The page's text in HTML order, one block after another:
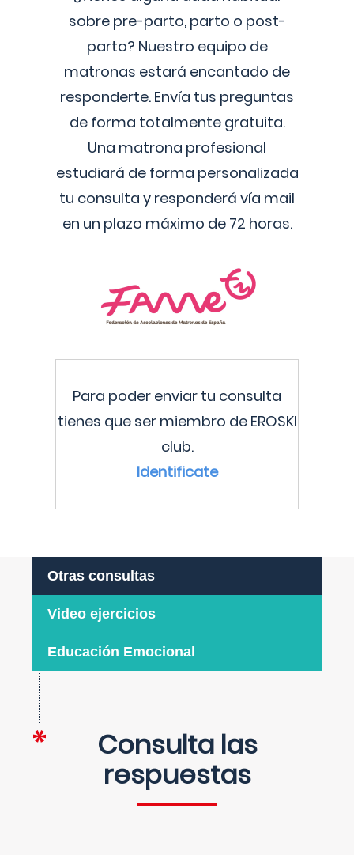
sobre pre-parto, parto o post-
parto? Nuestro equipo de
matronas estará encantado de
responderte. Envía tus preguntas
de forma totalmente gratuita.
Una matrona profesional
estudiará de forma personalizada
tu consulta y responderá vía mail
en un plazo máximo de 72 horas.
Para poder enviar tu consulta
tienes que ser miembro de EROSKI
club.
Identificate
Otras consultas
Video ejercicios
Educación Emocional
Consulta las
respuestas